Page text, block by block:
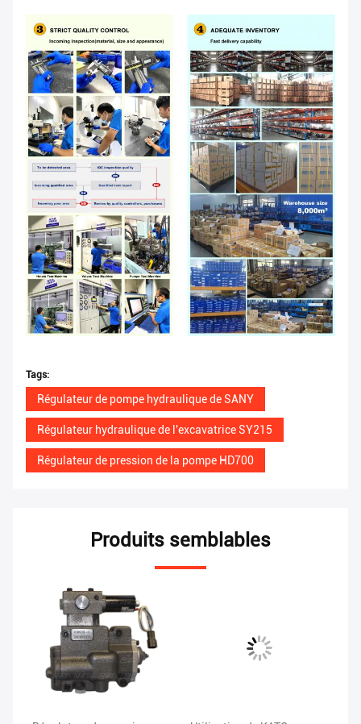
Tags:
Régulateur de pompe hydraulique de SANY
Régulateur hydraulique de l'excavatrice SY215
Régulateur de pression de la pompe HD700
Produits semblables